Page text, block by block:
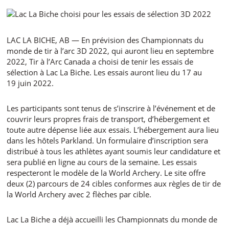
LAC LA BICHE, AB — En prévision des Championnats du
monde de tir à l’arc 3D 2022, qui auront lieu en septembre
2022, Tir à l’Arc Canada a choisi de tenir les essais de
sélection à Lac La Biche. Les essais auront lieu du 17 au
19 juin 2022.
Les participants sont tenus de s’inscrire à l’événement et de
couvrir leurs propres frais de transport, d’hébergement et
toute autre dépense liée aux essais. L’hébergement aura lieu
dans les hôtels Parkland. Un formulaire d’inscription sera
distribué à tous les athlètes ayant soumis leur candidature et
sera publié en ligne au cours de la semaine. Les essais
respecteront le modèle de la World Archery. Le site offre
deux (2) parcours de 24 cibles conformes aux règles de tir de
la World Archery avec 2 flèches par cible.
Lac La Biche a déjà accueilli les Championnats du monde de